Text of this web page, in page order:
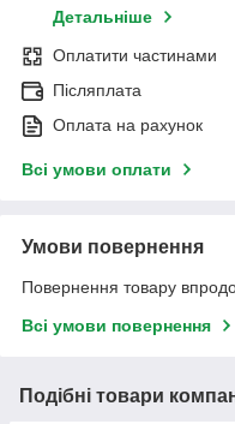
Детальніше
Оплатити частинами
Післяплата
Оплата на рахунок
Всі умови оплати
Умови повернення
Повернення товару
Всі умови повернення
Подібні товари